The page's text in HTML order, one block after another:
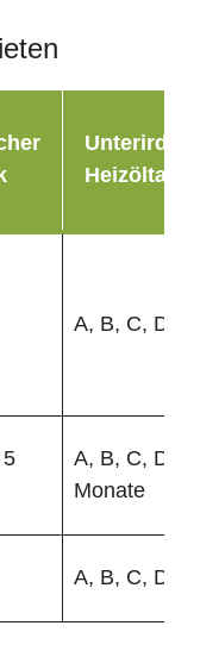
Heizöltank
A, B, C, D
A, B, C, D
Monate
A, B, C, D